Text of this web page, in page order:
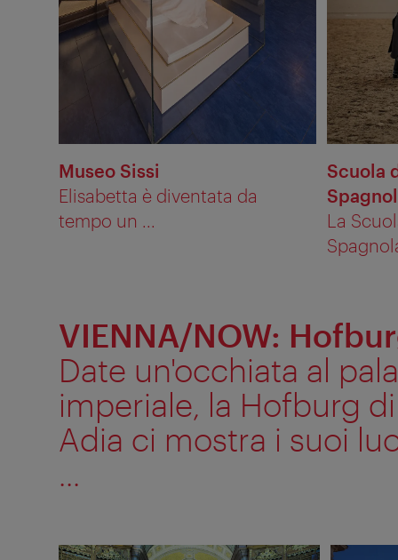
Museo Sissi
Elisabetta è diventata da
tempo un ...
Scuola
La
VIENNA/NOW:
Date un'occhiata al
imperiale, la Hofburg
Adia ci mostra i suoi
...